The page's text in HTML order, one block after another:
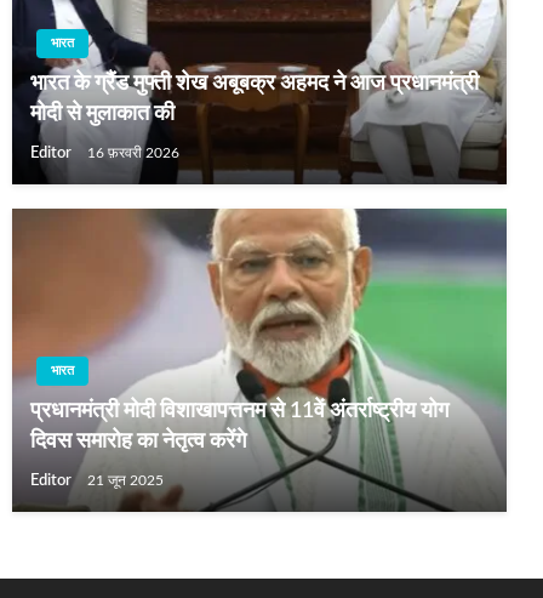
भारत
भारत के ग्रैंड मुफ्ती शेख अबूबक्र अहमद ने आज प्रधानमंत्री
मोदी से मुलाकात की
Editor 16 फ़रवरी 2026
भारत
प्रधानमंत्री मोदी विशाखापत्तनम से 11वें अंतर्राष्ट्रीय योग
दिवस समारोह का नेतृत्व करेंगे
Editor 21 जून 2025